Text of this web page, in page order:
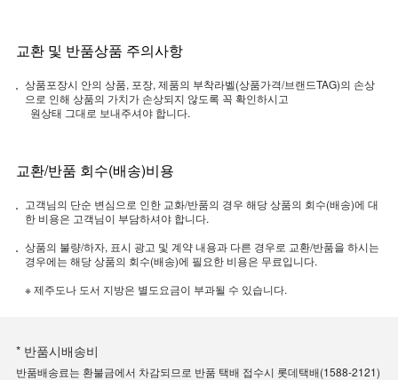
교환 및 반품상품 주의사항
상품포장시 안의 상품, 포장, 제품의 부착라벨(상품가격/브랜드TAG)의 손상
으로 인해 상품의 가치가 손상되지 않도록 꼭 확인하시고
원상태 그대로 보내주셔야 합니다.
교환/반품 회수(배송)비용
고객님의 단순 변심으로 인한 교화/반품의 경우 해당 상품의 회수(배송)에 대
한 비용은 고객님이 부담하셔야 합니다.
상품의 불량/하자, 표시 광고 및 계약 내용과 다른 경우로 교환/반품을 하시는
경우에는 해당 상품의 회수(배송)에 필요한 비용은 무료입니다.
※ 제주도나 도서 지방은 별도요금이 부과될 수 있습니다.
* 반품시배송비
반품배송료는 환불금에서 차감되므로 반품 택배 접수시 롯데택배(1588-2121)